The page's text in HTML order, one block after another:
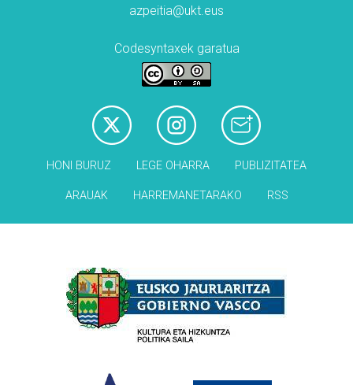
azpeitia@ukt.eus
Codesyntaxek garatua
HONI BURUZ LEGE OHARRA PUBLIZITATEA
ARAUAK HARREMANETARAKO RSS